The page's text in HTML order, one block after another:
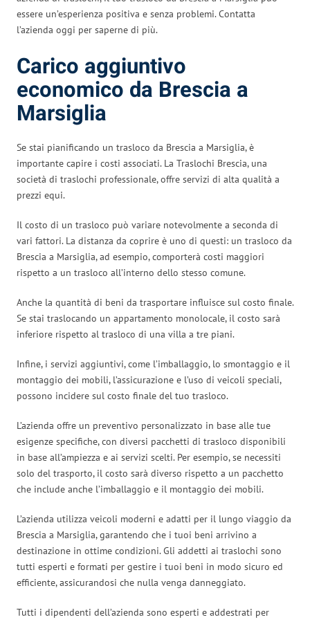
essere un’esperienza positiva e senza problemi. Contatta
l’azienda oggi per saperne di più.
Carico aggiuntivo
economico da Brescia a
Marsiglia
Se stai pianificando un trasloco da Brescia a Marsiglia, è
importante capire i costi associati. La Traslochi Brescia, una
società di traslochi professionale, offre servizi di alta qualità a
prezzi equi.
Il costo di un trasloco può variare notevolmente a seconda di
vari fattori. La distanza da coprire è uno di questi: un trasloco da
Brescia a Marsiglia, ad esempio, comporterà costi maggiori
rispetto a un trasloco all’interno dello stesso comune.
Anche la quantità di beni da trasportare influisce sul costo finale.
Se stai traslocando un appartamento monolocale, il costo sarà
inferiore rispetto al trasloco di una villa a tre piani.
Infine, i servizi aggiuntivi, come l’imballaggio, lo smontaggio e il
montaggio dei mobili, l’assicurazione e l’uso di veicoli speciali,
possono incidere sul costo finale del tuo trasloco.
L’azienda offre un preventivo personalizzato in base alle tue
esigenze specifiche, con diversi pacchetti di trasloco disponibili
in base all’ampiezza e ai servizi scelti. Per esempio, se necessiti
solo del trasporto, il costo sarà diverso rispetto a un pacchetto
che include anche l’imballaggio e il montaggio dei mobili.
L’azienda utilizza veicoli moderni e adatti per il lungo viaggio da
Brescia a Marsiglia, garantendo che i tuoi beni arrivino a
destinazione in ottime condizioni. Gli addetti ai traslochi sono
tutti esperti e formati per gestire i tuoi beni in modo sicuro ed
efficiente, assicurandosi che nulla venga danneggiato.
Tutti i dipendenti dell’azienda sono esperti e addestrati per